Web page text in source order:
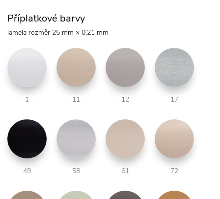
Příplatkové barvy
lamela rozměr 25 mm × 0,21 mm
1 11 12 17
49 58 61 72